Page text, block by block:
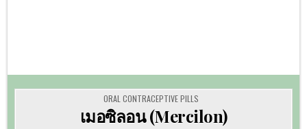
POSTED
IN
ORAL CONTRACEPTIVE PILLS
เมอซิลอน (Mercilon)